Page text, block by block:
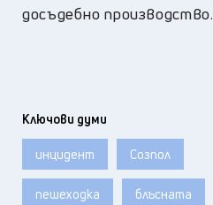
досъдебно производство.
Ключови думи
инцидент Созпол
пешеходка блъсната